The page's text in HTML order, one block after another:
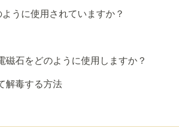
うに使用されていますか？
磁石をどのように使用しますか？
解毒する方法